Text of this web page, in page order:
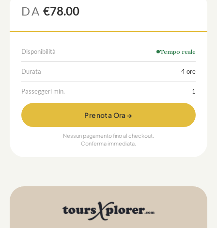
DA €78.00
Disponibilità Tempo reale
Durata 4 ore
Passeggeri min. 1
Prenota Ora →
Nessun pagamento fino al checkout.
Conferma immediata.